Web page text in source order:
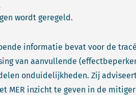
wordt geregeld.
informatie bevat voor de
van aanvullende
onduidelijkheden. Zij
MER inzicht te geven in de